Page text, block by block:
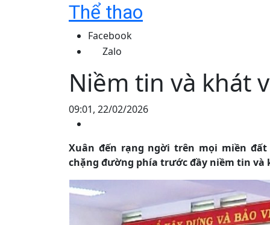
Thể thao
Facebook
Zalo
Niềm tin và khát
09:01, 22/02/2026
Xuân đến rạng ngời trên mọi miền
chặng đường phía trước đầy niềm tin và